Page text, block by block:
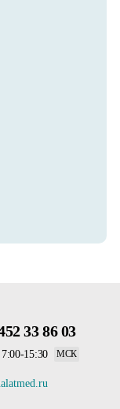
33 86 03
15:30 МСК